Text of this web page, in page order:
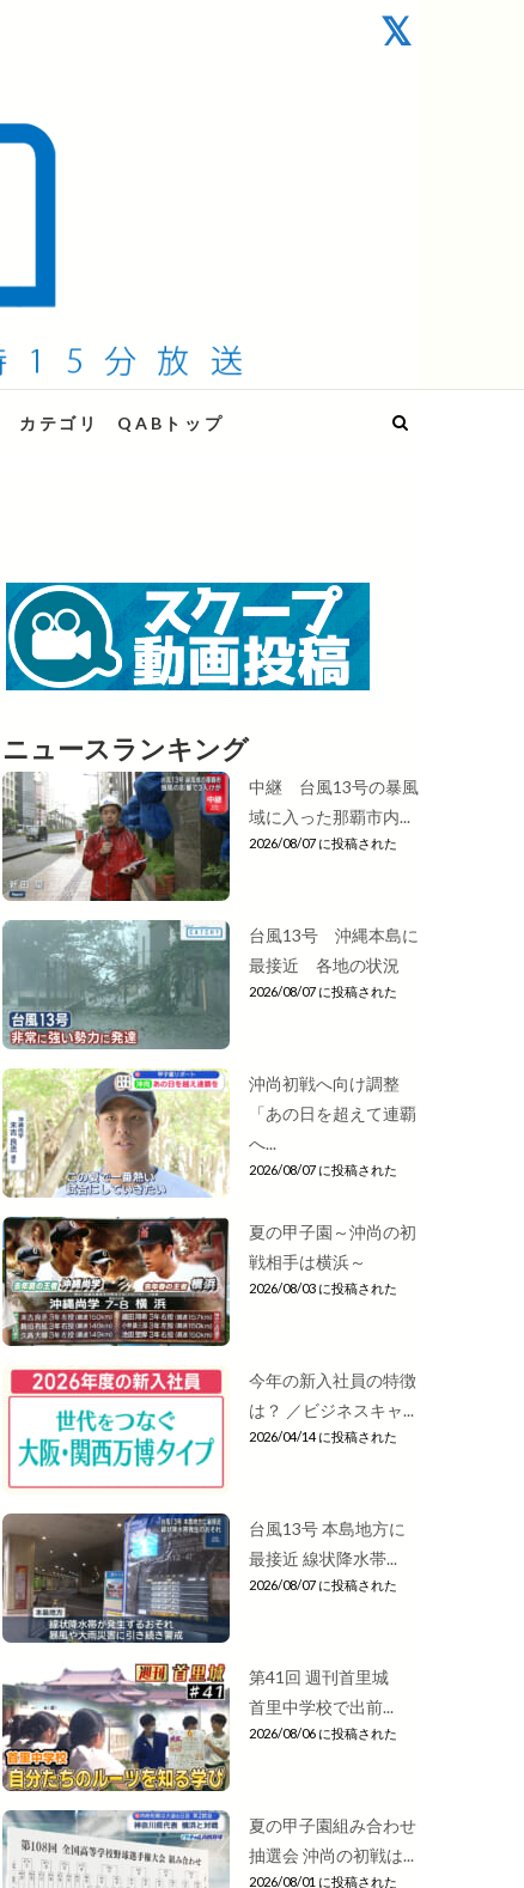
カテゴリ QABトップ
ニュースランキング
中継 台風13号の暴風
域に入った那覇市内...
2026/08/07 に投稿された
台風13号 沖縄本島に
最接近 各地の状況
2026/08/07 に投稿された
沖尚初戦へ向け調整
「あの日を超えて連覇
へ...
2026/08/07 に投稿された
夏の甲子園～沖尚の初
戦相手は横浜～
2026/08/03 に投稿された
今年の新入社員の特徴
は？ ／ビジネスキャ...
2026/04/14 に投稿された
台風13号 本島地方に
最接近 線状降水帯...
2026/08/07 に投稿された
第41回 週刊首里城
首里中学校で出前...
2026/08/06 に投稿された
夏の甲子園組み合わせ
抽選会 沖尚の初戦は...
2026/08/01 に投稿された